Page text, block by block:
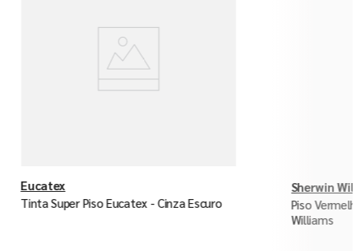
Eucatex
Tinta Super Piso Eucatex - Cinza Escuro
Sherwin
Piso
Williams